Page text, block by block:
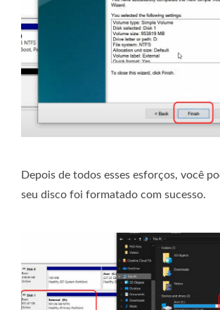
Depois de todos esses esforços, você
seu disco foi formatado com sucesso.